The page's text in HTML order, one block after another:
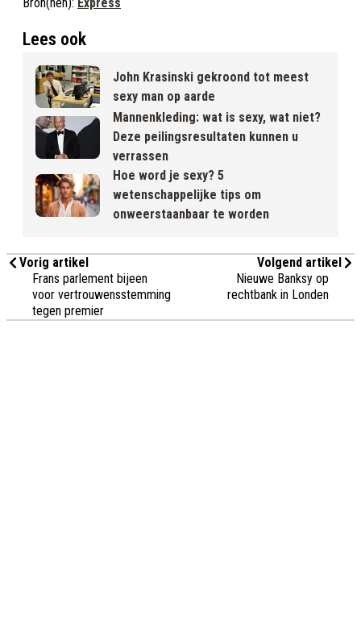
Lees ook
John Krasinski gekroond tot meest
sexy man op aarde
Mannenkleding: wat is sexy, wat niet?
Deze peilingsresultaten kunnen u
verrassen
Hoe word je sexy? 5
wetenschappelijke tips om
onweerstaanbaar te worden
Vorig artikel
Frans parlement bijeen
voor vertrouwensstemming
tegen premier
Volgend artikel
Nieuwe Banksy op
rechtbank in Londen